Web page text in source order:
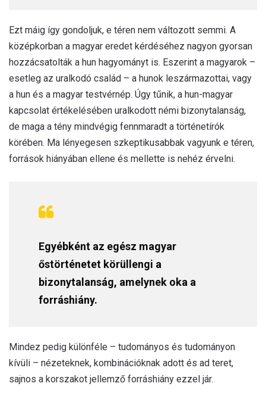
Ezt máig így gondoljuk, e téren nem változott semmi. A
középkorban a magyar eredet kérdéséhez nagyon gyorsan
hozzácsatolták a hun hagyományt is. Eszerint a magyarok –
esetleg az uralkodó család – a hunok leszármazottai, vagy
a hun és a magyar testvérnép. Úgy tűnik, a hun-magyar
kapcsolat értékelésében uralkodott némi bizonytalanság,
de maga a tény mindvégig fennmaradt a történetírók
körében. Ma lényegesen szkeptikusabbak vagyunk e téren,
források hiányában ellene és mellette is nehéz érvelni.
Egyébként az egész magyar
őstörténetet körüllengi a
bizonytalanság, amelynek oka a
forráshiány.
Mindez pedig különféle – tudományos és tudományon
kívüli – nézeteknek, kombinációknak adott és ad teret,
sajnos a korszakot jellemző forráshiány ezzel jár.